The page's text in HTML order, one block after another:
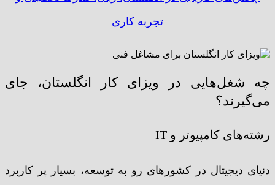
تجربه کاری
چه شغل‌هایی در ویزای کار انگلستان، جای
می‌گیرند؟
رشته‌های کامپیوتر و IT
دنیای دیجیتال در کشورهای رو به توسعه، بسیار پر کاربرد